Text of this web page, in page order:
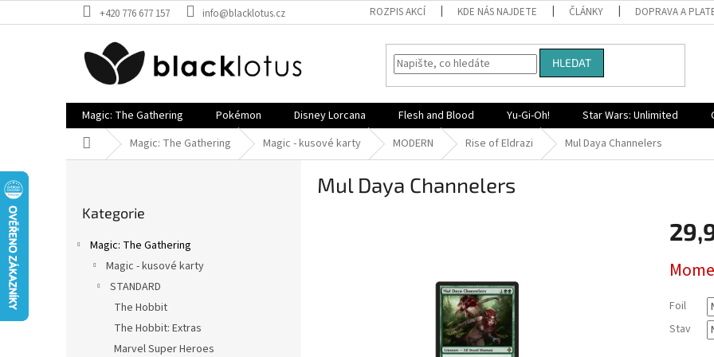
na
+420 776 677 157 info@blacklotus.cz ROZPIS AKCÍ KDE NÁS NAJDETE ČLÁNKY DOPRAVA A
HLEDAT
Magic: The Gathering Pokémon Disney Lorcana Flesh and Blood Yu-Gi-Oh! Star Wars: Unlimited
Domů Magic: The Gathering Magic - kusové karty MODERN Rise of Eldrazi Mul Daya Channelers
kategorie
Kategorie
Magic: The Gathering
Magic - kusové karty
STANDARD
The Hobbit
The Hobbit: Extras
Marvel Super Heroes
Mul Daya Channelers
cena:
Foil
Stav